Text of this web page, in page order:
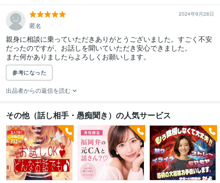
2024年9月28日
匿名
親身に相談に乗っていただきありがとうございました。すごく不安
だったのですが、お話しを聞いていただき安心できました。
また何かありましたらよろしくお願いします。
参考になった
出品者からの返信を読む
その他（話し相手・愚痴聞き）の人気サービス